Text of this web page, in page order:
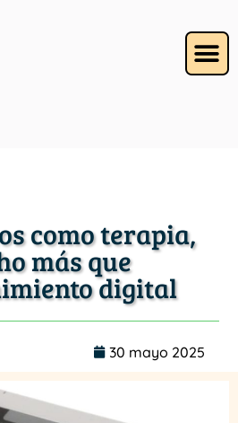
como terapia,
más que
digital
30 mayo 2025